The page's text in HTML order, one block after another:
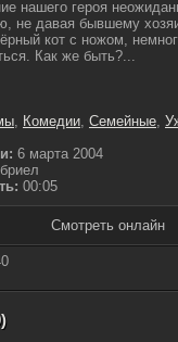
нашего героя
не давая бывшему
кот с ножом,
Как же быть?...
, Комедии, Семейные,
6 марта 2004
00:05
Смотреть онлайн